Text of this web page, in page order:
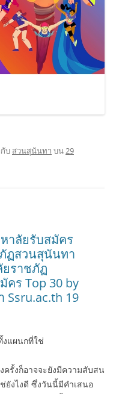
บ สวนสุนันทา บน29
าลัยรับสมัคร
ฏสวนสุนันทา
ราชภัฏ
ร Top 30 by
19
งแผนกที่ใช่
ครั้งก็อาจจะยังมีความสับสน
ยังไงดี ซึ่งวันนี้มีคำเสนอ